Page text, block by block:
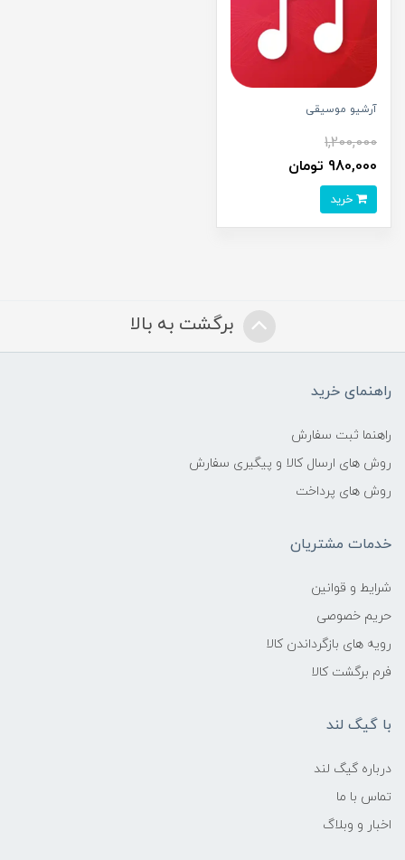
آرشیو موسیقی
1,200,000
980,000 تومان
برگشت به بالا
راهنمای خرید
راهنما ثبت سفارش
روش های ارسال کالا و پیگیری سفارش
روش های پرداخت
خدمات مشتریان
شرایط و قوانین
حریم خصوصی
رویه های بازگرداندن کالا
فرم برگشت کالا
با گیگ لند
درباره گیگ لند
تماس با ما
اخبار و وبلاگ